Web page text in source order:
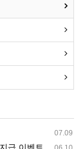
07.09
급 이벤트